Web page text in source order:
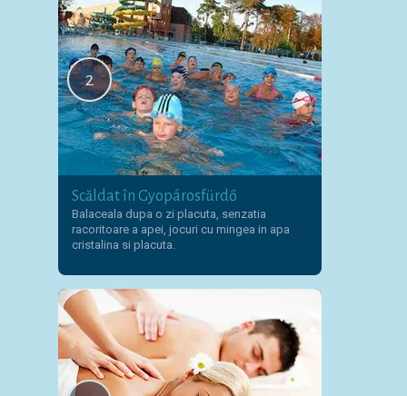
2
Scăldat în Gyopárosfürdő
Balaceala dupa o zi placuta, senzatia
racoritoare a apei, jocuri cu mingea in apa
cristalina si placuta.